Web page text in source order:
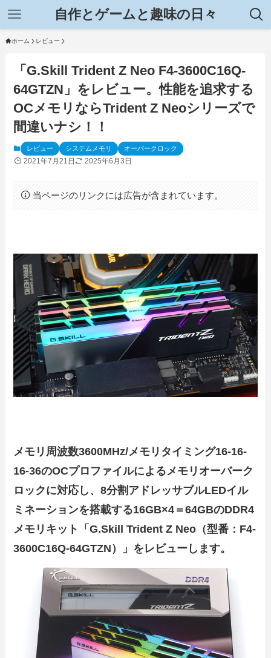
自作とゲームと趣味の日々
ホーム レビュー
「G.Skill Trident Z Neo F4-3600C16Q-
64GTZN」をレビュー。性能を追求する
OCメモリならTrident Z Neoシリーズで
間違いナシ！！
レビュー システムメモリ オーバークロック
2021年7月21日 2025年6月3日
当ページのリンクには広告が含まれています。
メモリ周波数3600MHz/メモリタイミング16-16-
16-36のOCプロファイルによるメモリオーバーク
ロックに対応し、8分割アドレッサブルLEDイル
ミネーションを搭載する16GB×4＝64GBのDDR4
メモリキット「G.Skill Trident Z Neo（型番：F4-
3600C16Q-64GTZN）」をレビューします。